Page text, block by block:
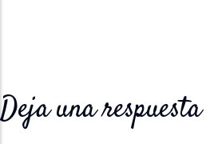
Deja una respuesta